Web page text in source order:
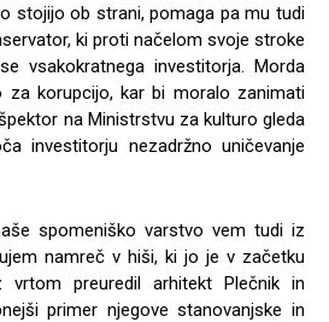
stojijo ob strani, pomaga pa mu tudi
ki proti načelom svoje stroke
vsakokratnega investitorja. Morda
korupcijo, kar bi moralo zanimati
na Ministrstvu za kulturo gleda
investitorju nezadržno uničevanje
spomeniško varstvo vem tudi iz
namreč v hiši, ki jo je v začetku
preuredil arhitekt Plečnik in
primer njegove stanovanjske in